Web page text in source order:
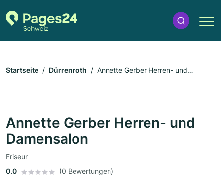
Startseite Dürrenroth
Annette Gerber Herren- und
Annette Gerber Herren- und
Damensalon
Friseur
0.0
(0 Bewertungen)